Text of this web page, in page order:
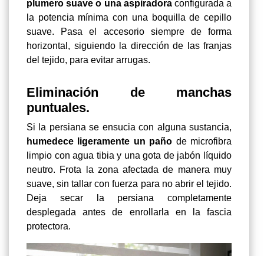
plumero suave o una aspiradoraconfigurada a
la potencia mínima con una boquilla de cepillo
suave. Pasa el accesorio siempre de forma
horizontal, siguiendo la dirección de las franjas
del tejido, para evitar arrugas.
Eliminación de manchas
puntuales.
Si la persiana se ensucia con alguna sustancia,
humedece ligeramente un paño de microfibra
limpio con agua tibia y una gota de jabón líquido
neutro. Frota la zona afectada de manera muy
suave, sin tallar con fuerza para no abrir el tejido.
Deja secar la persiana completamente
desplegada antes de enrollarla en la fascia
protectora.